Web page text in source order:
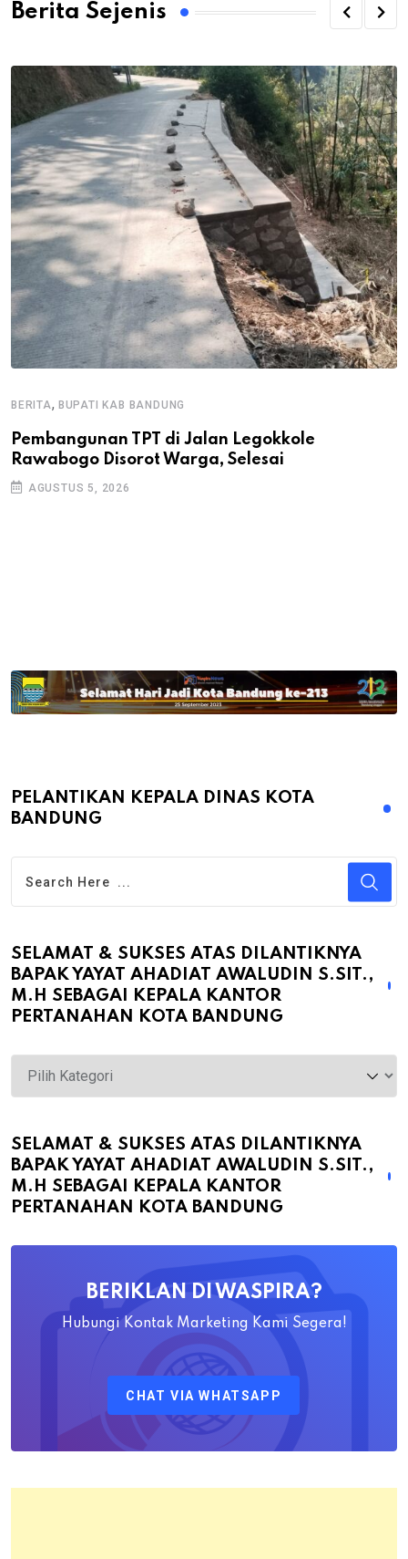
Berita Sejenis
BERITA, BUPATI KAB BANDUNG
Pembangunan TPT di Jalan Legokkole
Rawabogo Disorot Warga, Selesai
AGUSTUS 5, 2026
PELANTIKAN KEPALA DINAS KOTA
BANDUNG
SELAMAT & SUKSES ATAS DILANTIKNYA
BAPAK YAYAT AHADIAT AWALUDIN S.SIT.,
M.H SEBAGAI KEPALA KANTOR
PERTANAHAN KOTA BANDUNG
Selamat
&
atas
Dilantiknya
Bapak
Ahadiat
Pertanahan
Kota
SELAMAT & SUKSES ATAS DILANTIKNYA
BAPAK YAYAT AHADIAT AWALUDIN S.SIT.,
M.H SEBAGAI KEPALA KANTOR
PERTANAHAN KOTA BANDUNG
BERIKLAN DI WASPIRA?
Hubungi Kontak Marketing Kami Segera!
CHAT VIA WHATSAPP